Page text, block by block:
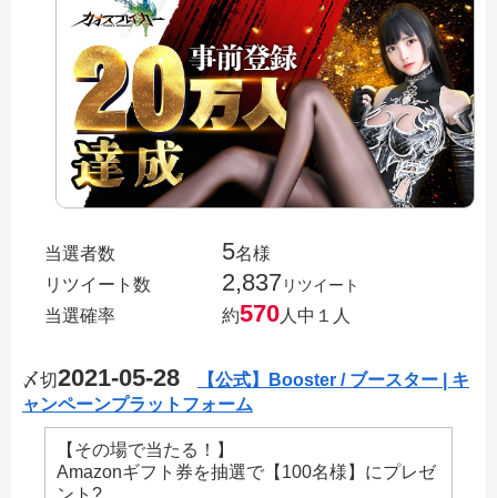
当選者数 5名様
リツイート数
2,837リツイート
当選確率 約570 人中１人
〆切2021-05-28
【公式】Booster / ブースター | キ
ャンペーンプラットフォーム
【その場で当たる！】
Amazonギフト券を抽選で【100名様】にプレゼ